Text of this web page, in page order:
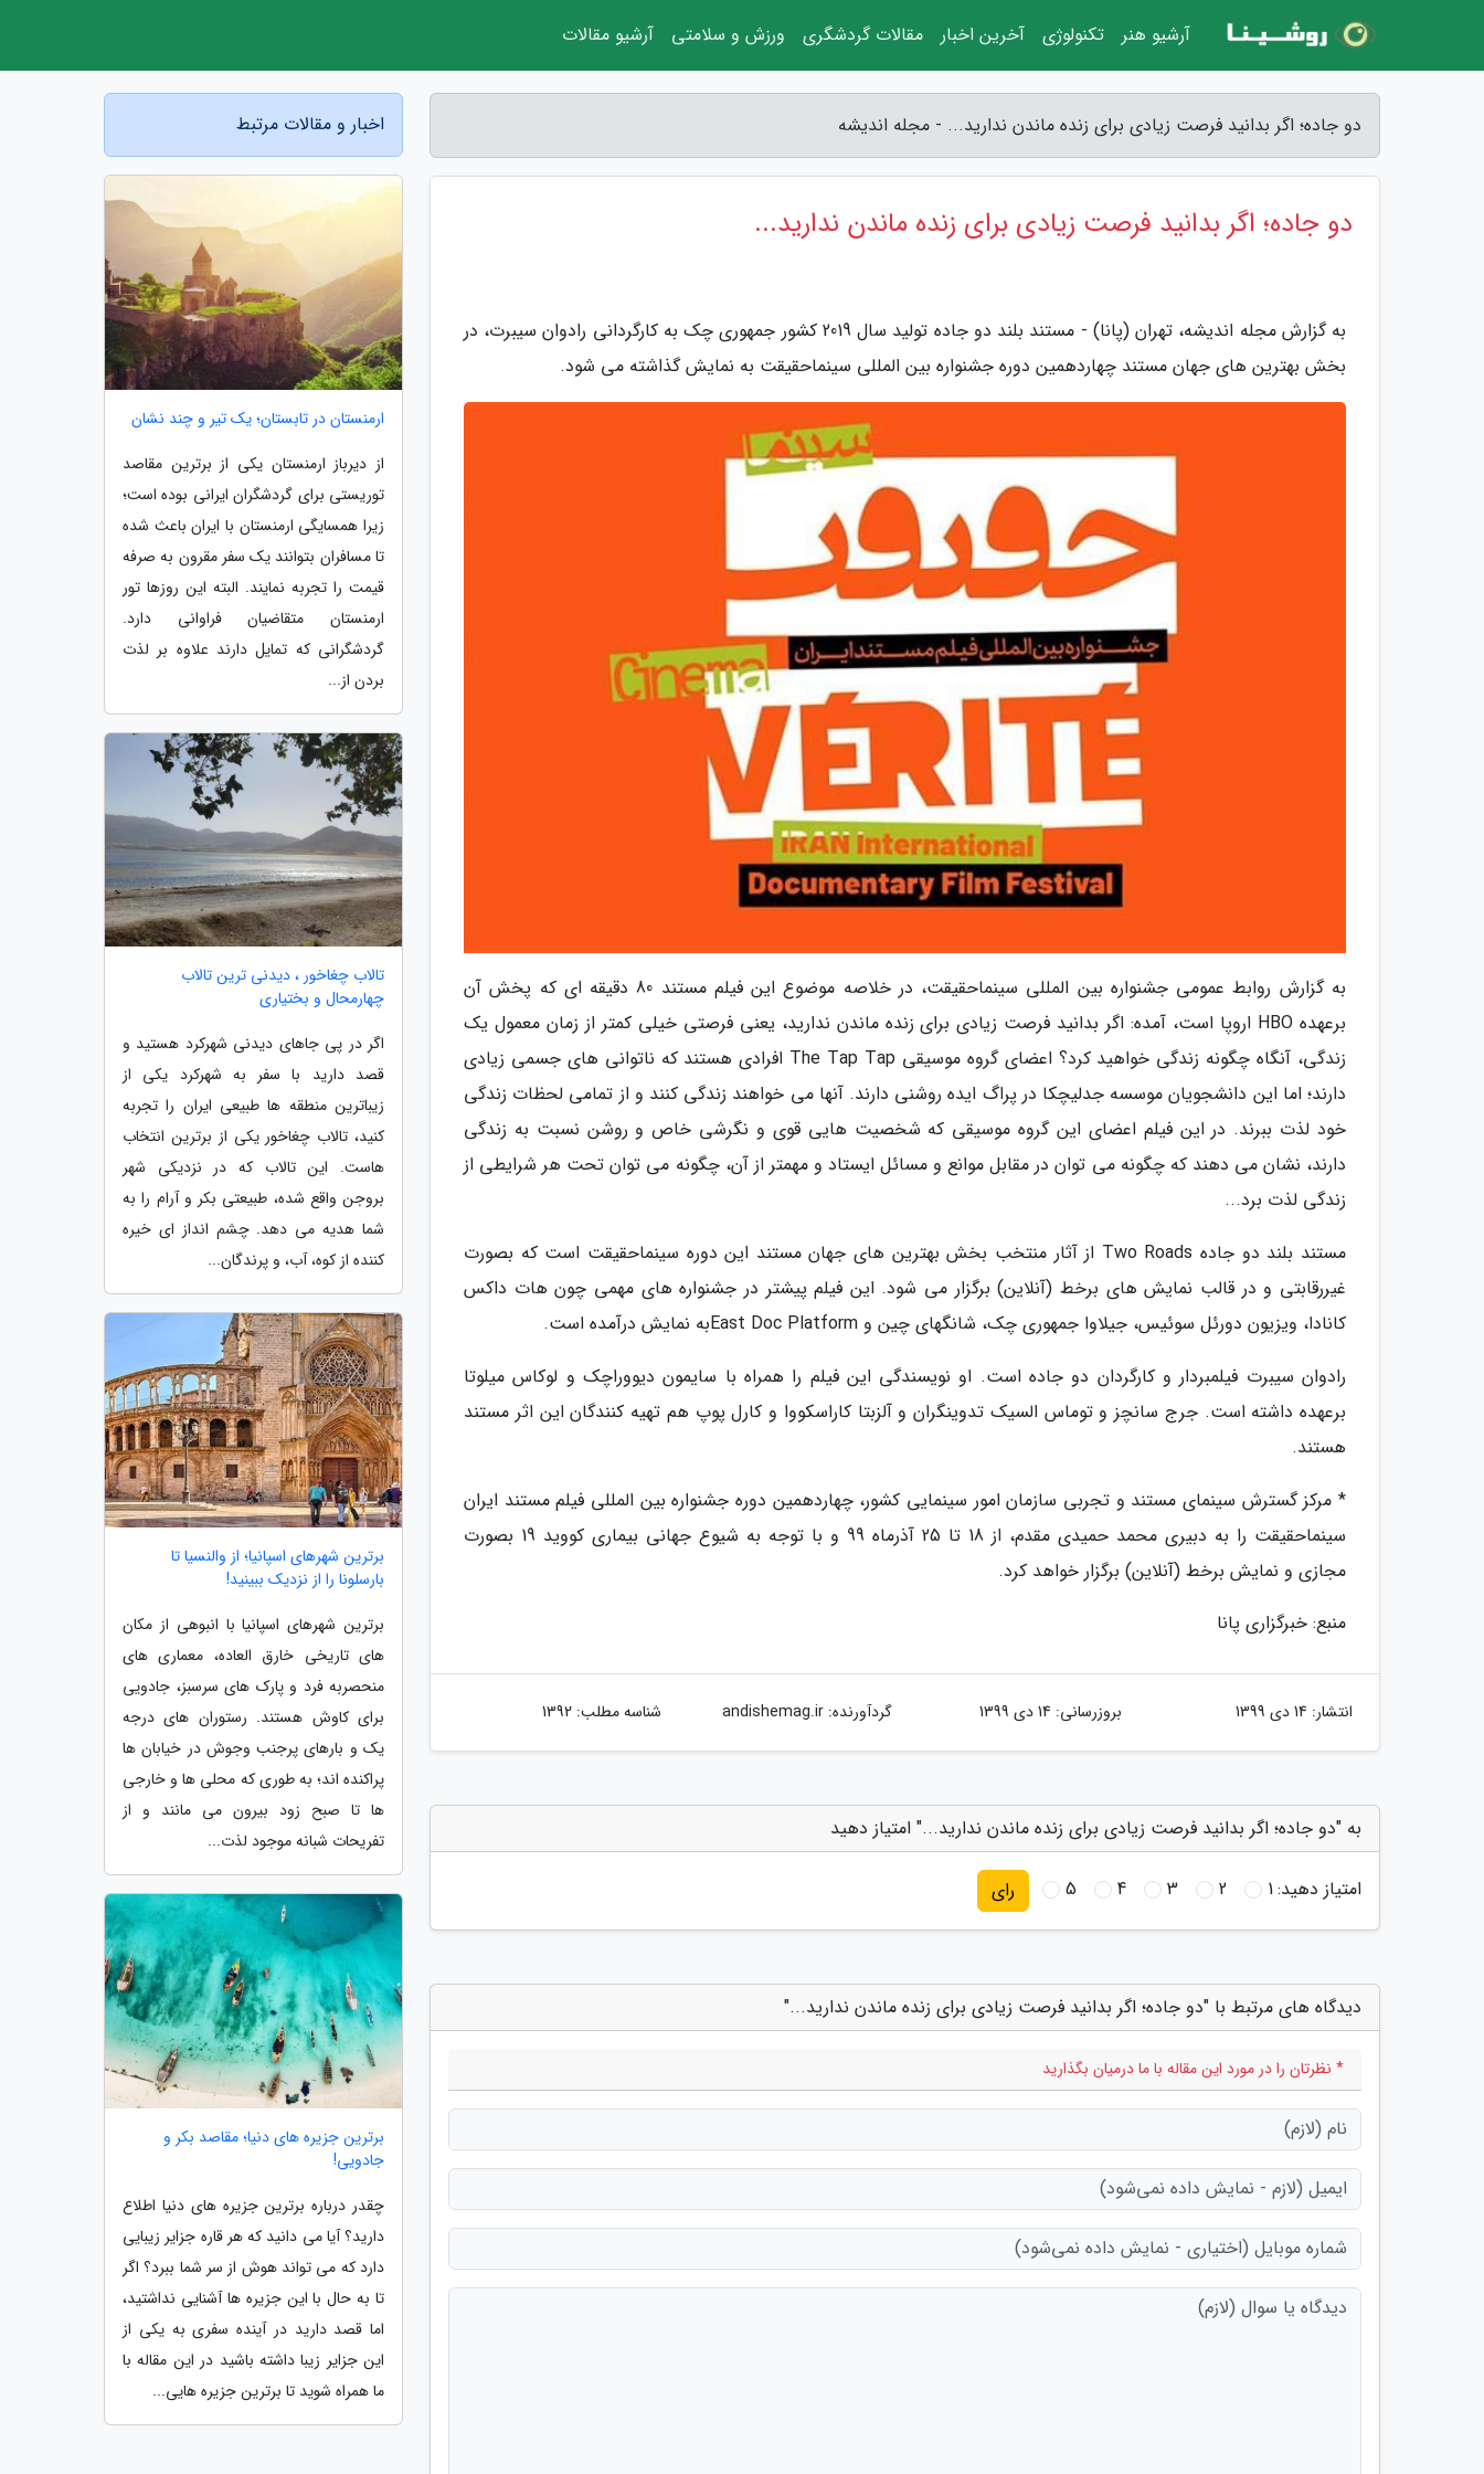
دو جاده؛ اگر بدانید فرصت زیادی برای زنده ماندن ندارید... - مجله اندیشه
دو جاده؛ اگر بدانید فرصت زیادی برای زنده ماندن ندارید...
به گزارش مجله اندیشه، تهران (پانا) - مستند بلند دو جاده تولید سال 2019 کشور جمهوری چک به کارگردانی رادوان سیبرت، در
بخش بهترین های جهان مستند چهاردهمین دوره جشنواره بین المللی سینماحقیقت به نمایش گذاشته می شود.
به گزارش روابط عمومی جشنواره بین المللی سینماحقیقت، در خلاصه موضوع این فیلم مستند 80 دقیقه ای که پخش آن
برعهده HBO اروپا است، آمده: اگر بدانید فرصت زیادی برای زنده ماندن ندارید، یعنی فرصتی خیلی کمتر از زمان معمول یک
زندگی، آنگاه چگونه زندگی خواهید کرد؟ اعضای گروه موسیقی The Tap Tap افرادی هستند که ناتوانی های جسمی زیادی
دارند؛ اما این دانشجویان موسسه جدلیچکا در پراگ ایده روشنی دارند. آنها می خواهند زندگی کنند و از تمامی لحظات زندگی
خود لذت ببرند. در این فیلم اعضای این گروه موسیقی که شخصیت هایی قوی و نگرشی خاص و روشن نسبت به زندگی
دارند، نشان می دهند که چگونه می توان در مقابل موانع و مسائل ایستاد و مهمتر از آن، چگونه می توان تحت هر شرایطی از
زندگی لذت برد...
مستند بلند دو جاده Two Roads از آثار منتخب بخش بهترین های جهان مستند این دوره سینماحقیقت است که بصورت
غیررقابتی و در قالب نمایش های برخط (آنلاین) برگزار می شود. این فیلم پیشتر در جشنواره های مهمی چون هات داکس
کانادا، ویزیون دورئل سوئیس، جیلاوا جمهوری چک، شانگهای چین و East Doc Platformبه نمایش درآمده است.
رادوان سیبرت فیلمبردار و کارگردان دو جاده است. او نویسندگی این فیلم را همراه با سایمون دیووراچک و لوکاس میلوتا
برعهده داشته است. جرج سانچز و توماس السیک تدوینگران و آلزبتا کاراسکووا و کارل پوپ هم تهیه کنندگان این اثر مستند
هستند.
* مرکز گسترش سینمای مستند و تجربی سازمان امور سینمایی کشور، چهاردهمین دوره جشنواره بین المللی فیلم مستند ایران
سینماحقیقت را به دبیری محمد حمیدی مقدم، از 18 تا 25 آذرماه 99 و با توجه به شیوع جهانی بیماری کووید 19 بصورت
مجازی و نمایش برخط (آنلاین) برگزار خواهد کرد.
منبع: خبرگزاری پانا
انتشار: 14 دی 1399 بروزرسانی: 14 دی 1399 گردآورنده:andishemag.ir شناسه مطلب: 1392
به "دو جاده؛ اگر بدانید فرصت زیادی برای زنده ماندن ندارید..." امتیاز دهید
امتیاز دهید:1
2
3
4
5 رای
دیدگاه های مرتبط با "دو جاده؛ اگر بدانید فرصت زیادی برای زنده ماندن ندارید..."
* نظرتان را در مورد این مقاله با ما درمیان بگذارید
اخبار و مقالات مرتبط
ارمنستان در تابستان؛ یک تیر و چند نشان
از دیرباز ارمنستان یکی از برترین مقاصد
توریستی برای گردشگران ایرانی بوده است؛
زیرا همسایگی ارمنستان با ایران باعث شده
تا مسافران بتوانند یک سفر مقرون به صرفه
قیمت را تجربه نمایند. البته این روزها تور
ارمنستان متقاضیان فراوانی دارد.
گردشگرانی که تمایل دارند علاوه بر لذت
بردن از...
تالاب چغاخور ، دیدنی ترین تالاب
چهارمحال و بختیاری
اگر در پی جاهای دیدنی شهرکرد هستید و
قصد دارید با سفر به شهرکرد یکی از
زیباترین منطقه ها طبیعی ایران را تجربه
کنید، تالاب چغاخور یکی از برترین انتخاب
هاست. این تالاب که در نزدیکی شهر
بروجن واقع شده، طبیعتی بکر و آرام را به
شما هدیه می دهد. چشم انداز ای خیره
کننده از کوه، آب، و پرندگان...
برترین شهرهای اسپانیا؛ از والنسیا تا
بارسلونا را از نزدیک ببینید!
برترین شهرهای اسپانیا با انبوهی از مکان
های تاریخی خارق العاده، معماری های
منحصربه فرد و پارک های سرسبز، جادویی
برای کاوش هستند. رستوران های درجه
یک و بارهای پرجنب وجوش در خیابان ها
پراکنده اند؛ به طوری که محلی ها و خارجی
ها تا صبح زود بیرون می مانند و از
تفریحات شبانه موجود لذت...
برترین جزیره های دنیا؛ مقاصد بکر و
جادویی!
چقدر درباره برترین جزیره های دنیا اطلاع
دارید؟ آیا می دانید که هر قاره جزایر زیبایی
دارد که می تواند هوش از سر شما ببرد؟ اگر
تا به حال با این جزیره ها آشنایی نداشتید،
اما قصد دارید در آینده سفری به یکی از
این جزایر زیبا داشته باشید در این مقاله با
ما همراه شوید تا برترین جزیره هایی...
آرشیو هنر تکنولوژی آخرین اخبار مقالات گردشگری ورزش و سلامتی آرشیو مقالات